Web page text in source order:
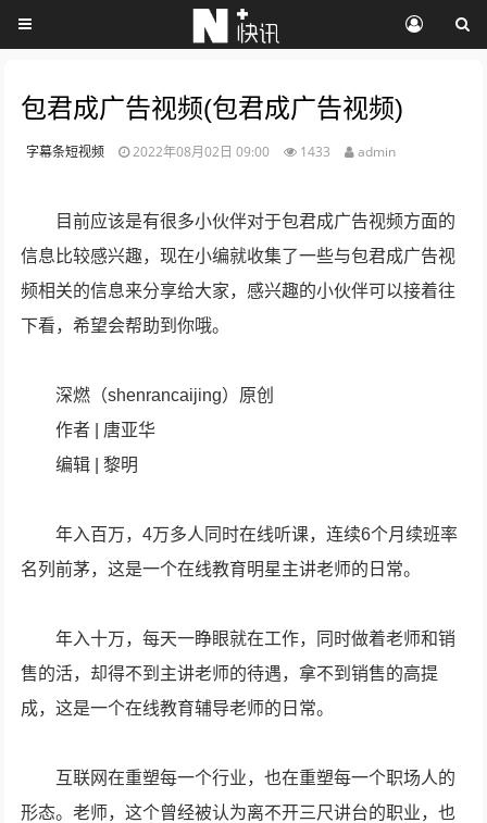
包君成广告视频(包君成广告视频)
字幕条短视频 2022年08月02日 09:00 1433 admin
目前应该是有很多小伙伴对于包君成广告视频方面的
信息比较感兴趣，现在小编就收集了一些与包君成广告视
频相关的信息来分享给大家，感兴趣的小伙伴可以接着往
下看，希望会帮助到你哦。
深燃（shenrancaijing）原创
作者 | 唐亚华
编辑 | 黎明
年入百万，4万多人同时在线听课，连续6个月续班率
名列前茅，这是一个在线教育明星主讲老师的日常。
年入十万，每天一睁眼就在工作，同时做着老师和销
售的活，却得不到主讲老师的待遇，拿不到销售的高提
成，这是一个在线教育辅导老师的日常。
互联网在重塑每一个行业，也在重塑每一个职场人的
形态。老师，这个曾经被认为离不开三尺讲台的职业，也